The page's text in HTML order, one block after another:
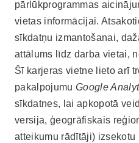
pārlūkprogrammas
vietas informācijai.
sīkdatņu izmantošanai,
attālums līdz darba vietai,
Šī karjeras vietne lieto arī
pakalpojumu Google
sīkdatnes, lai apkopotā
versija, ģeogrāfiskais
atteikumu rādītāji) izsekotu